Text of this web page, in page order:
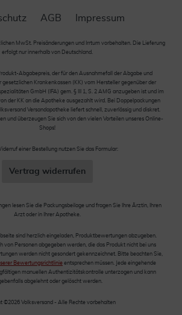
AGB Impressum
MwSt. Preisänderungen und Irrtum vorbehalten. Die Lieferung
erfolgt nur innerhalb von Deutschland.
Abgabepreis, der für den Ausnahmefall der Abgabe und
gesetzlichen Krankenkassen (KK) vom Hersteller gegenüber der
GmbH (IFA) gem. § III 1, S. 2 AMG anzugeben ist und im
der KK an die Apotheke ausgezahlt wird. Bei Doppelpackungen
Versandapotheke liefert schnell, zuverlässig und diskret.
und überzeugen Sie sich von den vielen Vorteilen unseres Online-
Shops!
einer Bestellung nutzen Sie das Formular:
Vertrag widerrufen
lesen Sie die Packungsbeilage und fragen Sie Ihre Ärztin, Ihren
Arzt oder in Ihrer Apotheke.
sind herzlich eingeladen, Produktbewertungen abzugeben.
von Personen abgegeben werden, die das Produkt nicht bei uns
werden nicht gesondert gekennzeichnet. Bitte beachten Sie,
Bewertungsrichtlinie entsprechen müssen. Jede eingehende
manuellen Authentizitätskontrolle unterzogen und kann
abgelehnt oder gelöscht werden.
©2026 Volksversand - Alle Rechte vorbehalten